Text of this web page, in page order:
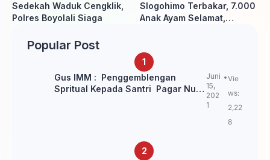
Sedekah Waduk Cengklik,
Polres Boyolali Siaga
Slogohimo Terbakar, 7.000
Anak Ayam Selamat,
Popular Post
Gus IMM : Penggemblengan
Spritual Kepada Santri Pagar Nusa
Juni
15,
202
1
Vie
ws:
2,22
8